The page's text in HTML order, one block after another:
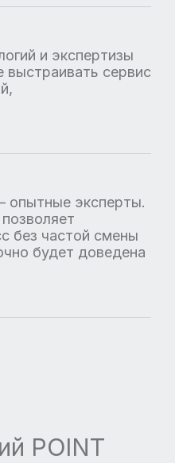
и экспертизы
выстраивать сервис
опытные эксперты.
без частой смены
будет доведена
POINT